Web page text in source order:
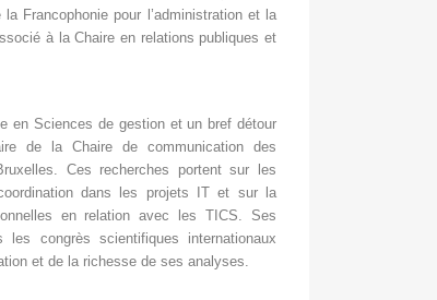
Francophonie pour l’administration et la
à la Chaire en relations publiques et
en Sciences de gestion et un bref détour
de la Chaire de communication des
Ces recherches portent sur les
dans les projets IT et sur la
en relation avec les TICS. Ses
congrès scientifiques internationaux
et de la richesse de ses analyses.